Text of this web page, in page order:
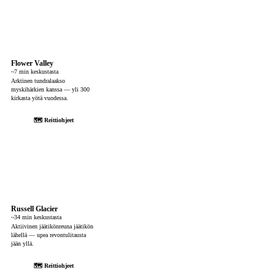
Flower Valley
~7 min keskustasta
Arktinen tundralaakso
myskihärkien kanssa — yli 300
kirkasta yötä vuodessa.
🗺 Reittiohjeet
Russell Glacier
~34 min keskustasta
Aktiivinen jäätikönreuna jäätikön
lähellä — upea revontulitausta
jään yllä.
🗺 Reittiohjeet